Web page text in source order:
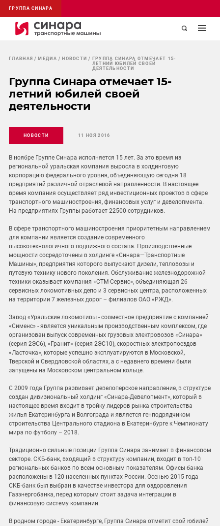
ГРУППА СИНАРА
ГЛАВНАЯ МЕДИА НОВОСТИ
ГРУППА СИНАРА ОТМЕЧАЕТ 15-
ЛЕТНИЙ ЮБИЛЕЙ СВОЕЙ
ДЕЯТЕЛЬНОСТИ
Группа Синара отмечает 15-
летний юбилей своей
деятельности
НОВОСТИ 11 НОЯ 2016
В ноябре Группе Синара исполняется 15 лет. За это время из
региональной уральская компания выросла в холдинговую
корпорацию федерального уровня, объединяющую сегодня 18
предприятий различной отраслевой направленности. В настоящее
время компания осуществляет ряд инвестиционных проектов в сфере
транспортного машиностроения, финансовых услуг и девелопмента.
На предприятиях Группы работает 22500 сотрудников.
В сфере транспортного машиностроения приоритетным направлением
для компании является создание современного
высокотехнологичного подвижного состава. Производственные
мощности сосредоточены в холдинге «Синара—Транспортные
Машины», предприятия которого выпускают дизели, тепловозы и
путевую технику нового поколения. Обслуживание железнодорожной
техники оказывает компания «СТМ-Сервис», объединяющая 26
сервисных локомотивных депо и 3 сервисных центра, расположенных
на территории 7 железных дорог – филиалов ОАО «РЖД».
Завод «Уральские локомотивы - совместное предприятие с компанией
«Сименс» - является уникальным производственным комплексом, где
организован выпуск современных грузовых электровозов «Синара»
(серия 2ЭС6), «Гранит» (серия 2ЭС10), скоростных электропоездов
«Ласточка», которые успешно эксплуатируются в Московской,
Тверской и Свердловской областях, а с недавнего времени были
запущены на Московском центральном кольце.
С 2009 года Группа развивает девелоперское направление, в структуре
создан дивизиональный холдинг «Синара-Девелопмент», который в
настоящее время входит в тройку лидеров рынка строительства
жилья Екатеринбурга и Волгограда и является генподрядчиком
строительства Центрального стадиона в Екатеринбурге к Чемпионату
мира по футболу – 2018.
Традиционно сильные позиции Группа Синара занимает в финансовом
секторе. СКБ-банк, входящий в структуру компании, входит в топ-10
региональных банков по всем основным показателям. Офисы банка
расположены в 120 населенных пунктах России. Осенью 2015 года
СКБ-банк был выбран в качестве инвестора для оздоровления
Газэнергобанка, перед которым стоит задача интеграции в
финансовую систему компании.
В родном городе - Екатеринбурге, Группа Синара отметит свой юбилей